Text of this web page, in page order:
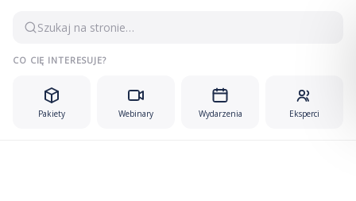
Szukaj na stronie…
CO CIĘ INTERESUJE?
Pakiety Webinary Wydarzenia Eksperci